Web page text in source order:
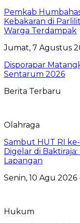
Pemkab
Kebakaran di
Warga Terdampak
Jumat, 7 Agustus
Disporapar
Sentarum 2026
Berita Terbaru
Olahraga
Sambut HUT RI
Digelar di
Lapangan
Senin, 10 Agu 2026
Hukum